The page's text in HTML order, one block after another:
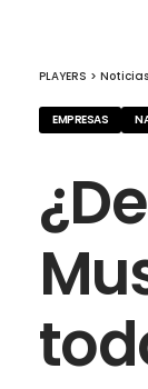
PLAYERS > Noticias
EMPRESAS